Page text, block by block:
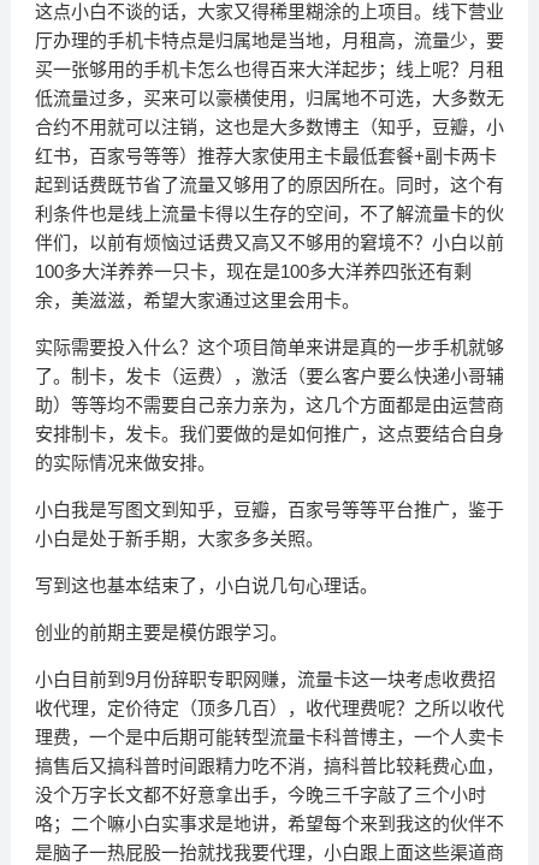
这点小白不谈的话，大家又得稀里糊涂的上项目。线下营业
厅办理的手机卡特点是归属地是当地，月租高，流量少，要
买一张够用的手机卡怎么也得百来大洋起步；线上呢？月租
低流量过多，买来可以豪横使用，归属地不可选，大多数无
合约不用就可以注销，这也是大多数博主（知乎，豆瓣，小
红书，百家号等等）推荐大家使用主卡最低套餐+副卡两卡
起到话费既节省了流量又够用了的原因所在。同时，这个有
利条件也是线上流量卡得以生存的空间，不了解流量卡的伙
伴们，以前有烦恼过话费又高又不够用的窘境不？小白以前
100多大洋养养一只卡，现在是100多大洋养四张还有剩
余，美滋滋，希望大家通过这里会用卡。
实际需要投入什么？这个项目简单来讲是真的一步手机就够
了。制卡，发卡（运费），激活（要么客户要么快递小哥辅
助）等等均不需要自己亲力亲为，这几个方面都是由运营商
安排制卡，发卡。我们要做的是如何推广，这点要结合自身
的实际情况来做安排。
小白我是写图文到知乎，豆瓣，百家号等等平台推广，鉴于
小白是处于新手期，大家多多关照。
写到这也基本结束了，小白说几句心理话。
创业的前期主要是模仿跟学习。
小白目前到9月份辞职专职网赚，流量卡这一块考虑收费招
收代理，定价待定（顶多几百），收代理费呢？之所以收代
理费，一个是中后期可能转型流量卡科普博主，一个人卖卡
搞售后又搞科普时间跟精力吃不消，搞科普比较耗费心血，
没个万字长文都不好意拿出手，今晚三千字敲了三个小时
咯；二个嘛小白实事求是地讲，希望每个来到我这的伙伴不
是脑子一热屁股一抬就找我要代理，小白跟上面这些渠道商